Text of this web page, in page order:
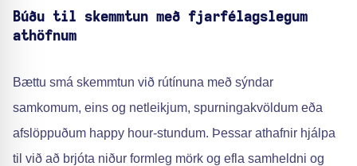
Búðu til skemmtun með fjarfélagslegum
athöfnum
Bættu smá skemmtun við rútínuna með sýndar
samkomum, eins og netleikjum, spurningakvöldum eða
afslöppuðum happy hour-stundum. Þessar athafnir hjálpa
til við að brjóta niður formleg mörk og efla samheldni og